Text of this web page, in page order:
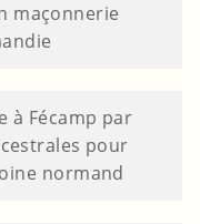
maçonnerie
à Fécamp par
pour
normand